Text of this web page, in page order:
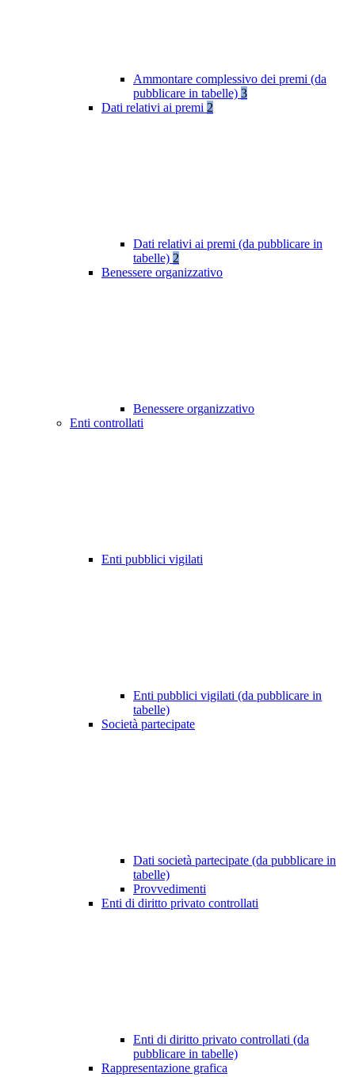
Ammontare complessivo dei premi (da
pubblicare in tabelle) 3
Dati relativi ai premi 2
Dati relativi ai premi (da pubblicare in
tabelle) 2
Benessere organizzativo
Benessere organizzativo
Enti controllati
Enti pubblici vigilati
Enti pubblici vigilati (da pubblicare in
tabelle)
Società partecipate
Dati società partecipate (da pubblicare in
tabelle)
Provvedimenti
Enti di diritto privato controllati
Enti di diritto privato controllati (da
pubblicare in tabelle)
Rappresentazione grafica